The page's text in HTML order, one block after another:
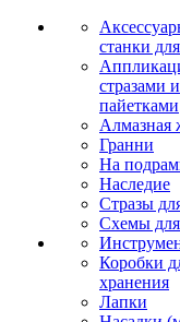
станки
стразами и
пайетками
Алмазная
Гранни
На
Наследие
Стразы
Схемы
Коробки
хранения
Лапки